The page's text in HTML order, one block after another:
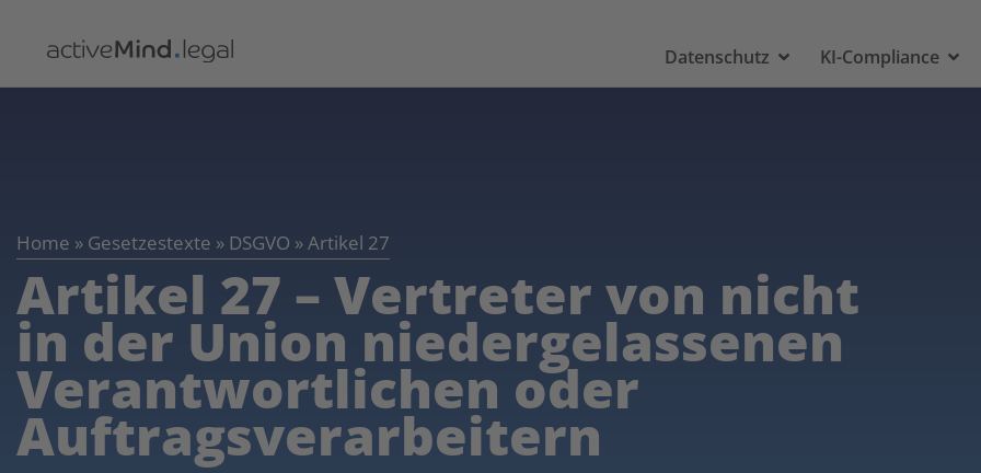
Datenschutz KI-Compliance
Home » Gesetzestexte » DSGVO »Artikel 27
Artikel 27 – Vertreter von nicht
in der Union niedergelassenen
Verantwortlichen oder
Auftragsverarbeitern